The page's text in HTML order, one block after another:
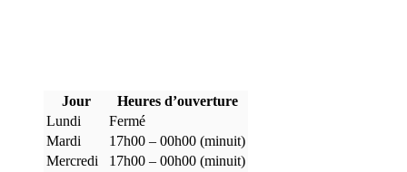
Jour
Heures d’ouverture
Lundi
Fermé
Mardi
17h00 – 00h00 (minuit)
Mercredi
17h00 – 00h00 (minuit)